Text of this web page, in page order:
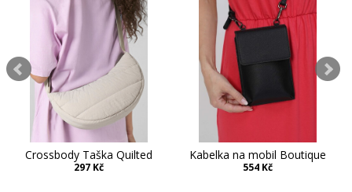
Crossbody Taška Quilted
297 Kč
Kabelka na mobil Boutique
554 Kč